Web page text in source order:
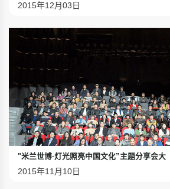
2015年12月03日
"米兰世博·灯光照亮中国文化”主题分享会大
2015年11月10日